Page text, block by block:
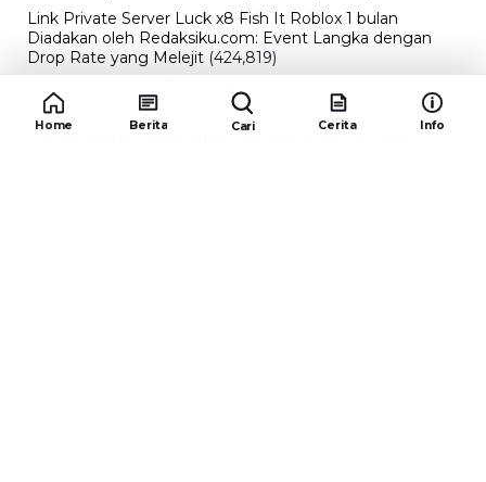
Link Private Server Luck x8 Fish It Roblox 1 bulan
Diadakan oleh Redaksiku.com: Event Langka dengan
Drop Rate yang Melejit (424,819)
10 Film Indonesia Tayang November 2024, Ada Film
Wulan Guritno! (352,096)
Home Berita Cari Cerita Info